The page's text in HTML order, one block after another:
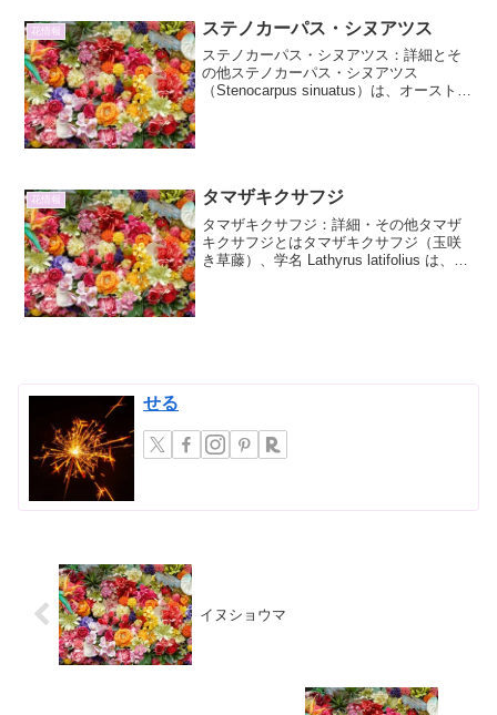
う？」と疑問に思うことはありません
か。観葉植物の寿命は、種類によ...
花情報 ステノカーパス・シヌアツス
ステノカーパス・シヌアツス：詳細とそ
の他ステノカーパス・シヌアツス
（Stenocarpus sinuatus）は、オーストラ
花情報 タマザキクサフジ
タマザキクサフジ：詳細・その他タマザ
キクサフジとはタマザキクサフジ（玉咲
き草藤）、学名 Lathyrus latifolius は、マ
せる
イヌショウマ